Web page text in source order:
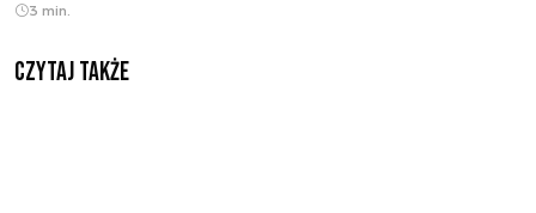
3 min.
Czytaj także